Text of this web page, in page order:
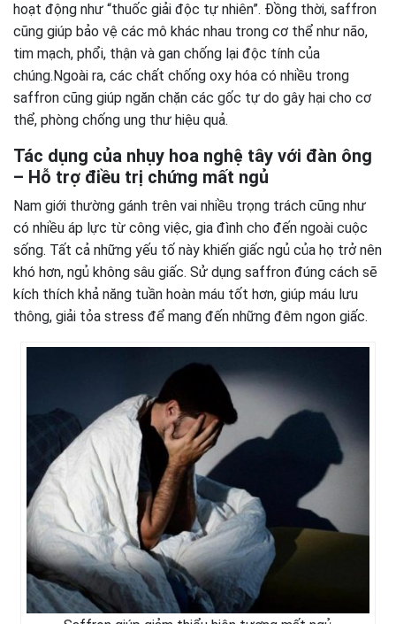
hoạt động như “thuốc giải độc tự nhiên”. Đồng thời, saffron
cũng giúp bảo vệ các mô khác nhau trong cơ thể như não,
tim mạch, phổi, thận và gan chống lại độc tính của
chúng.Ngoài ra, các chất chống oxy hóa có nhiều trong
saffron cũng giúp ngăn chặn các gốc tự do gây hại cho cơ
thể, phòng chống ung thư hiệu quả.
Tác dụng của nhụy hoa nghệ tây với đàn ông
– Hỗ trợ điều trị chứng mất ngủ
Nam giới thường gánh trên vai nhiều trọng trách cũng như
có nhiều áp lực từ công việc, gia đình cho đến ngoài cuộc
sống. Tất cả những yếu tố này khiến giấc ngủ của họ trở nên
khó hơn, ngủ không sâu giấc. Sử dụng saffron đúng cách sẽ
kích thích khả năng tuần hoàn máu tốt hơn, giúp máu lưu
thông, giải tỏa stress để mang đến những đêm ngon giấc.